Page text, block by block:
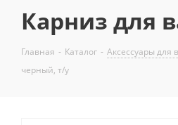
Карниз для
Главная - Каталог - Аксессуары для
черный, т/у